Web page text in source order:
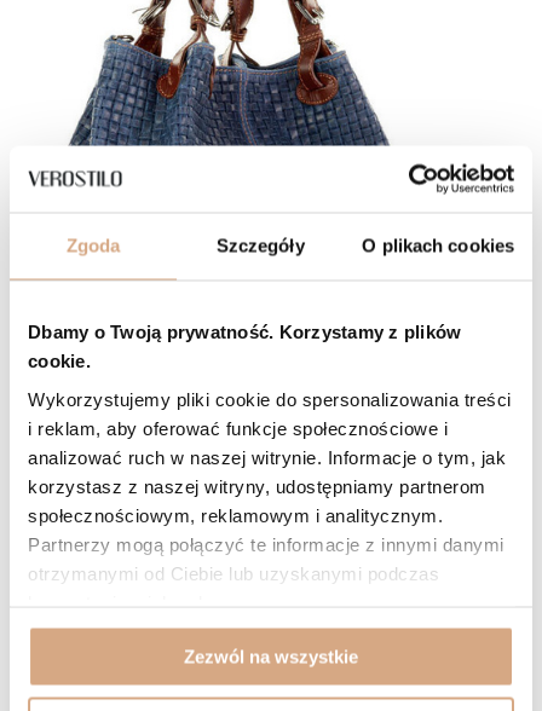
Zgoda Szczegóły O plikach cookies
Dbamy o Twoją prywatność. Korzystamy z plików
cookie.
Wykorzystujemy pliki cookie do spersonalizowania treści
i reklam, aby oferować funkcje społecznościowe i
analizować ruch w naszej witrynie. Informacje o tym, jak
korzystasz z naszej witryny, udostępniamy partnerom
społecznościowym, reklamowym i analitycznym.
Partnerzy mogą połączyć te informacje z innymi danymi
otrzymanymi od Ciebie lub uzyskanymi podczas
Zezwól na wszystkie
Ekskluzywne torebki wcale nie muszą
kosztować fortuny
Aby podarować sobie odrobinę luksusu wcale nie trzeba sięgać od
ale jakościowe modele. Te oferowane w Verostilo, tak samo jak te
najdroższe, wyróżniają się tym, iż zostały uszyte ręcznie - w